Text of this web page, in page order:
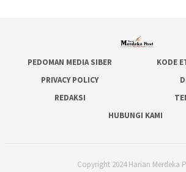
PEDOMAN MEDIA SIBER
KODE
PRIVACY POLICY
REDAKSI
HUBUNGI KAMI
Copyright 2024 Harian Merdeka